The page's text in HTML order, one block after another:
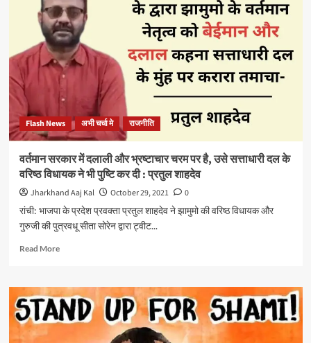
एक्साइज
ड्यूटी
कम
करके
जनता
को
बड़ी
राहत
है
अब
झारखंड
सरकार
की
भी
जिम्मेवारी
बनती
है
आम
लोगों
को
Flash News अभी चर्चा मे राजनीति
वर्तमान सरकार में दलाली और भ्रष्टाचार चरम पर है, उसे सत्ताधारी दल के
वरिष्ठ विधायक ने भी पुष्टि कर दी : प्रतुल शाहदेव
Jharkhand Aaj Kal October 29, 2021
0
रांची: भाजपा के प्रदेश प्रवक्ता प्रतुल शाहदेव ने झामुमो की वरिष्ठ विधायक और
गुरुजी की पुत्रवधू सीता सोरेन द्वारा ट्वीट...
Read MoreRead
वर्तमान
सरकार
में
दलाली